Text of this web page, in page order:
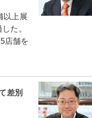
上展
た。
店舗を
差別